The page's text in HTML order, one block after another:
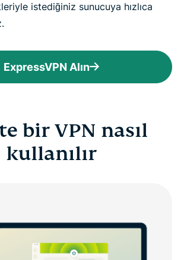
istediğiniz sunucuya hızlıca
ExpressVPN Alın
bir VPN nasıl
kullanılır